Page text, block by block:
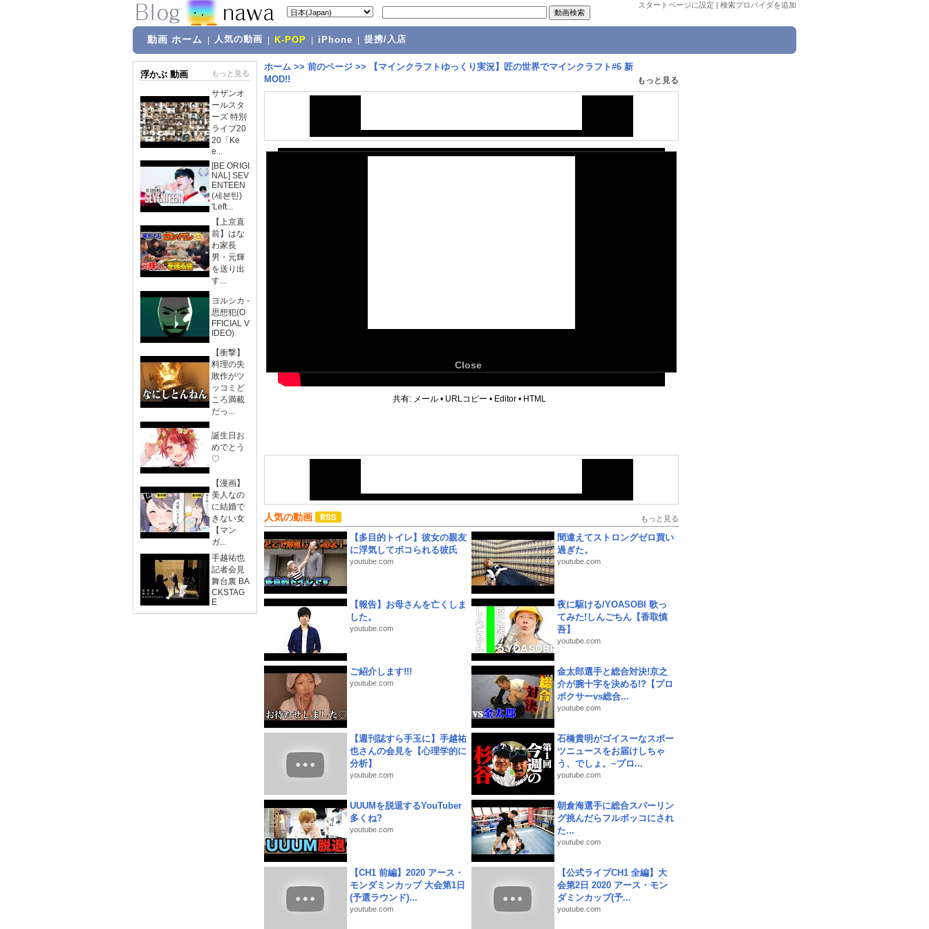
スタートページに設定 | 検索プロバイダを追加
動画 ホーム 人気の動画 K-POP iPhone 提携/入店
浮かぶ 動画 もっと見る
サザンオ
ールスタ
ーズ 特別
ライブ20
20「Ke
e...
[BE ORIGI
NAL] SEV
ENTEEN
(세븐틴)
'Left...
【上京直
前】はな
わ家長
男・元輝
を送り出
す...
ヨルシカ -
思想犯(O
FFICIAL V
IDEO)
【衝撃】
料理の失
敗作がツ
ッコミど
ころ満載
だっ...
誕生日お
めでとう
♡
【漫画】
美人なの
に結婚で
きない女
【マン
ガ...
手越祐也
記者会見
舞台裏 BA
CKSTAG
E
ホーム >> 前のページ >>
【マインクラフトゆっくり実況】匠の世界でマインクラフト#6 新
MOD!!
もっと見る
Close
共有: メール • URLコピー • Editor • HTML
人気の動画 もっと見る
【多目的トイレ】彼女の親友
に浮気してボコられる彼氏
youtube.com
間違えてストロングゼロ買い
過ぎた。
youtube.com
【報告】お母さんを亡くしま
した。
youtube.com
夜に駆ける/YOASOBI 歌っ
てみた!しんごちん【香取慎
吾】
youtube.com
ご紹介します!!!
youtube.com
金太郎選手と総合対決!京之
介が腕十字を決める!?【プロ
ボクサーvs総合...
youtube.com
【週刊誌すら手玉に】手越祐
也さんの会見を【心理学的に
分析】
youtube.com
石橋貴明がゴイスーなスポー
ツニュースをお届けしちゃ
う、でしょ。~プロ...
youtube.com
UUUMを脱退するYouTuber
多くね?
youtube.com
朝倉海選手に総合スパーリン
グ挑んだらフルボッコにされ
た...
youtube.com
【CH1 前編】2020 アース・
モンダミンカップ 大会第1日
(予選ラウンド)...
youtube.com
【公式ライブCH1 全編】大
会第2日 2020 アース・モン
ダミンカップ(予...
youtube.com